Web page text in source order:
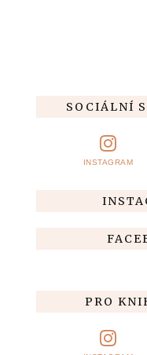
SOCIÁLNÍ
INSTAGRAM
PRO